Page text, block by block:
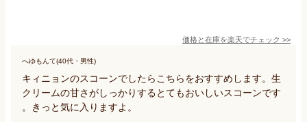
価格と在庫を楽天でチェック >>
へゆもんて(40代・男性)
キィニョンのスコーンでしたらこちらをおすすめします。生
クリームの甘さがしっかりするとてもおいしいスコーンです
。きっと気に入りますよ。